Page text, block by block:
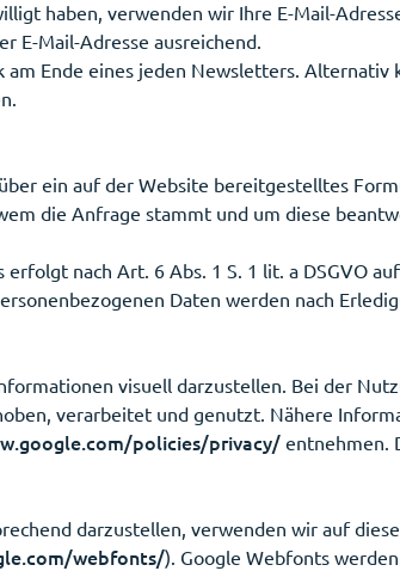
haben, verwenden wir Ihre E-Mail-
E-Mail-Adresse ausreichend.
Ende eines jeden Newsletters. Alternativ
ein auf der Website bereitgestelltes
die Anfrage stammt und um diese
nach Art. 6 Abs. 1 S. 1 lit. a DSGVO
Daten werden nach
visuell darzustellen. Bei der
verarbeitet und genutzt. Nähere
policies/privacy/ entnehmen.
darzustellen, verwenden wir auf
webfonts/). Google Webfonts